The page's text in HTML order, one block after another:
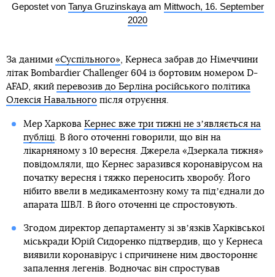
Gepostet von Tanya Gruzinskayaam Mittwoch, 16. September
2020
За даними «Суспільного», Кернеса забрав до Німеччини
літак Bombardier Challenger 604 із бортовим номером D-
AFAD, який перевозив до Берліна російського політика
Олексія Навального після отруєння.
Мер Харкова Кернес вже три тижні не зʼявляється на
публіці. В його оточенні говорили, що він на
лікарняному з 10 вересня. Джерела «Дзеркала тижня»
повідомляли, що Кернес заразився коронавірусом на
початку вересня і тяжко переносить хворобу. Його
нібито ввели в медикаментозну кому та підʼєднали до
апарата ШВЛ. В його оточенні це спростовують.
Згодом директор департаменту зі звʼязків Харківської
міськради Юрій Сидоренко підтвердив, що у Кернеса
виявили коронавірус і спричинене ним двостороннє
запалення легенів. Водночас він спростував